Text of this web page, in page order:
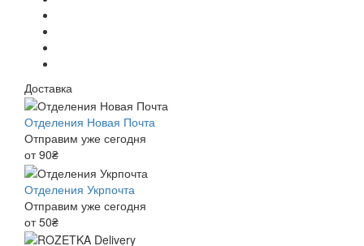
Доставка
Отделения Новая Почта
Отправим уже сегодня
от 90₴
Отделения Укрпочта
Отправим уже сегодня
от 50₴